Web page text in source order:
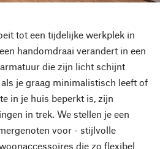
tot een tijdelijke werkplek in
handomdraai verandert in een
die zijn licht schijnt
je graag minimalistisch leeft of
in je huis beperkt is, zijn
in trek. We stellen je een
voor - stijlvolle
die zo flexibel